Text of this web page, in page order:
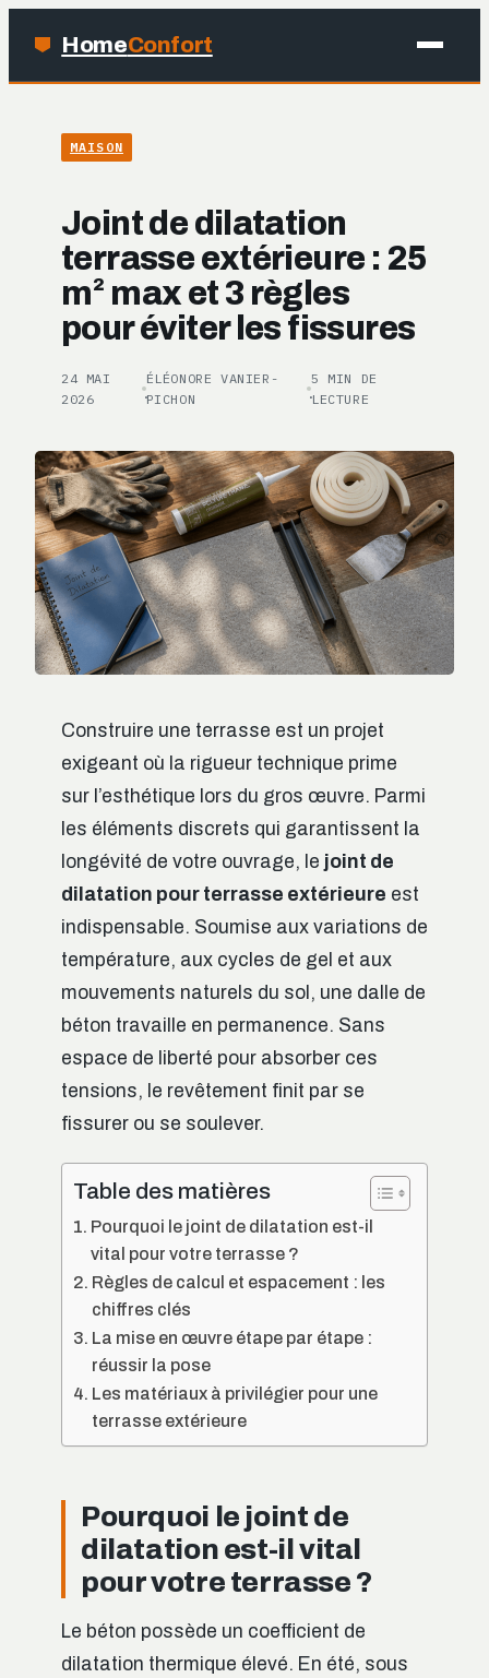
HomeConfort
JARDINAGE
DÉCO
MAISON
Joint de dilatation
terrasse extérieure : 25
m² max et 3 règles
pour éviter les fissures
24 MAI
2026
·
ÉLÉONORE VANIER-
PICHON
·
5 MIN DE
LECTURE
Construire une terrasse est un projet
exigeant où la rigueur technique prime
sur l’esthétique lors du gros œuvre. Parmi
les éléments discrets qui garantissent la
longévité de votre ouvrage, le joint de
dilatation pour terrasse extérieure est
indispensable. Soumise aux variations de
température, aux cycles de gel et aux
mouvements naturels du sol, une dalle de
béton travaille en permanence. Sans
espace de liberté pour absorber ces
tensions, le revêtement finit par se
fissurer ou se soulever.
Table des matières
Pourquoi le joint de dilatation est-il
vital pour votre terrasse ?
Règles de calcul et espacement : les
chiffres clés
La mise en œuvre étape par étape :
réussir la pose
Les matériaux à privilégier pour une
terrasse extérieure
Pourquoi le joint de
dilatation est-il vital
pour votre terrasse ?
Le béton possède un coefficient de
dilatation thermique élevé. En été, sous